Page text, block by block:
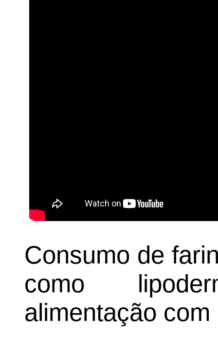
Consumo de
como
alimentação